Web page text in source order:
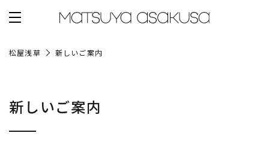
松屋浅草 新しいご案内
新しいご案内